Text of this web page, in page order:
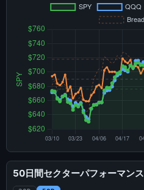
50日間セクターパフォーマンス